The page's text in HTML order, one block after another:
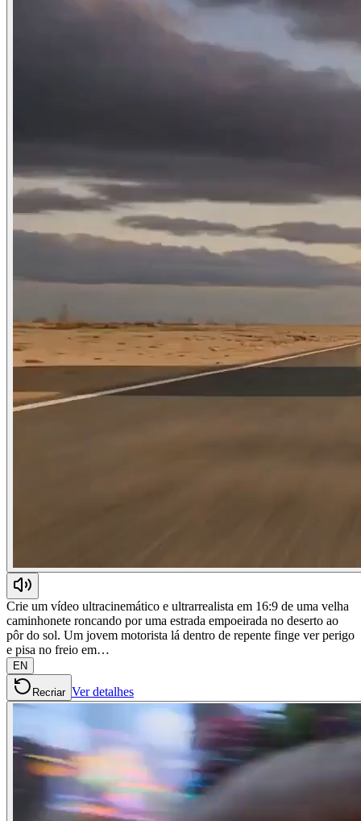
Crie um vídeo ultracinemático e ultrarrealista em 16:9 de uma velha
caminhonete roncando por uma estrada empoeirada no deserto ao
pôr do sol. Um jovem motorista lá dentro de repente finge ver perigo
e pisa no freio em…
EN
Recriar Ver detalhes